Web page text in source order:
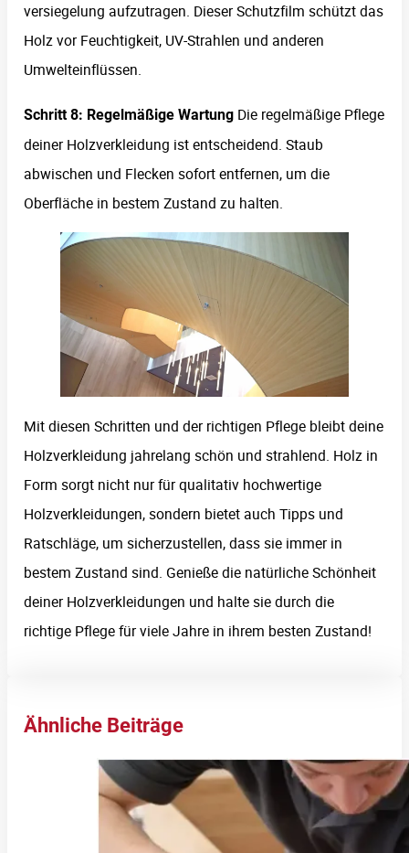
versiegelung aufzutragen. Dieser Schutzfilm schützt das
Holz vor Feuchtigkeit, UV-Strahlen und anderen
Umwelteinflüssen.
Schritt 8: Regelmäßige Wartung Die regelmäßige Pflege
deiner Holzverkleidung ist entscheidend. Staub
abwischen und Flecken sofort entfernen, um die
Oberfläche in bestem Zustand zu halten.
Mit diesen Schritten und der richtigen Pflege bleibt deine
Holzverkleidung jahrelang schön und strahlend. Holz in
Form sorgt nicht nur für qualitativ hochwertige
Holzverkleidungen, sondern bietet auch Tipps und
Ratschläge, um sicherzustellen, dass sie immer in
bestem Zustand sind. Genieße die natürliche Schönheit
deiner Holzverkleidungen und halte sie durch die
richtige Pflege für viele Jahre in ihrem besten Zustand!
Ähnliche Beiträge